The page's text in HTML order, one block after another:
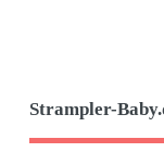
Strampler-